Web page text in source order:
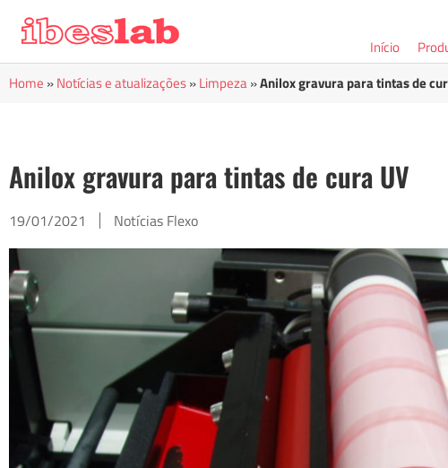
Início
Home »Notícias e atualizações»Limpeza»Anilox gravura para tintas de
Anilox gravura para tintas de cura UV
19/01/2021 Notícias Flexo